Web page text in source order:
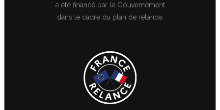
a été financé par le Gouvernement
dans le cadre du plan de relance.